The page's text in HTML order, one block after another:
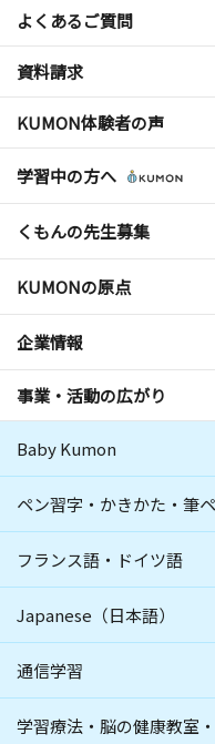
よくあるご質問
資料請求
KUMON体験者の声
学習中の方へ
くもんの先生募集
KUMONの原点
企業情報
事業・活動の広がり
Baby Kumon
ペン習字・かきかた・筆
フランス語・ドイツ語
Japanese（日本語）
通信学習
学習療法・脳の健康教室